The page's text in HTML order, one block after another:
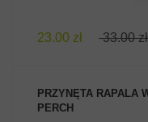
23.00 zł 33.00 zł
PRZYNĘTA RAPALA
PERCH